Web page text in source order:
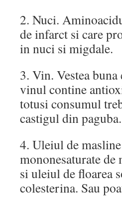
2. Nuci.
de infarct si care
in nuci si migdale.
3. Vin. Vestea
vinul contine
totusi consumul
castigul din paguba.
4. Uleiul de
mononesaturate
si uleiul de floarea
colesterina. Sau